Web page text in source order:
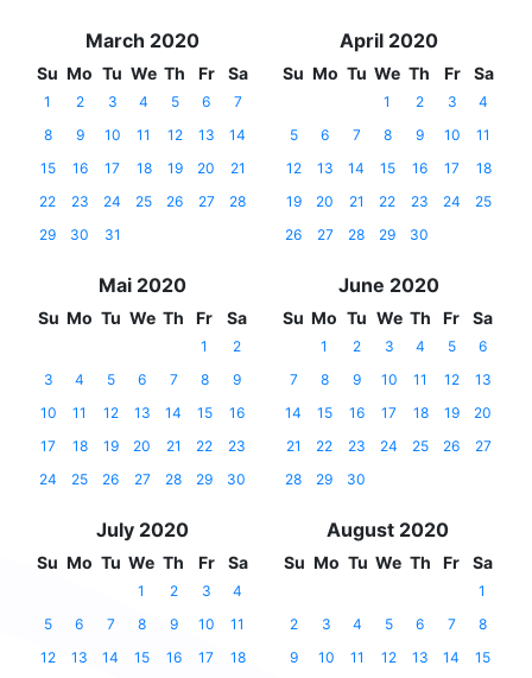
March 2020
Su Mo Tu We Th Fr Sa
1 2 3 4 5 6
7
8
9 10 11 12 13
14
15
16 17 18 19 20
21
22
23 24 25 26 27
28
29
30 31
April 2020
Su Mo Tu We Th Fr Sa
1 2 3
4
5
6 7 8 9 10
11
12
13 14 15 16 17
18
19
20 21 22 23 24
25
26
27 28 29 30
Mai 2020
Su Mo Tu We Th Fr Sa
1
2
3
4 5 6 7 8
9
10
11 12 13 14 15
16
17
18 19 20 21 22
23
24
25 26 27 28 29 30
June 2020
Su Mo Tu We Th Fr Sa
1 2 3 4 5
6
7
8 9 10 11 12
13
14
15 16 17 18 19
20
21
22 23 24 25 26
27
28
29 30
July 2020
Su Mo Tu We Th Fr Sa
1 2 3
4
5
6 7 8 9 10
11
12
13 14 15 16 17
18
August 2020
Su Mo Tu We Th Fr Sa
1
2
3 4 5 6 7
8
9
10 11 12 13 14
15